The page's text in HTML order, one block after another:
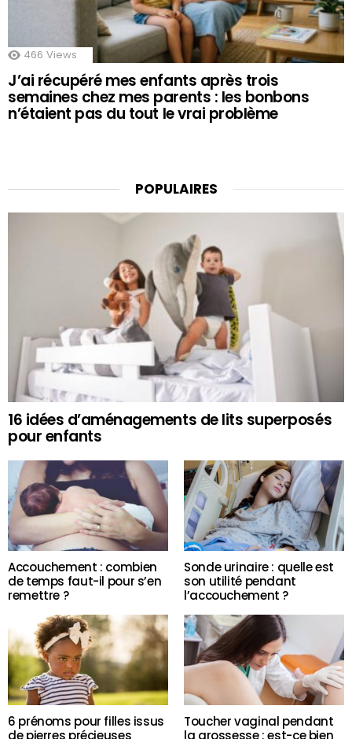
466 Views
J’ai récupéré mes enfants après trois
semaines chez mes parents : les bonbons
n’étaient pas du tout le vrai problème
POPULAIRES
16 idées d’aménagements de lits superposés
pour enfants
Accouchement : combien
de temps faut-il pour s’en
remettre ?
Sonde urinaire : quelle est
son utilité pendant
l’accouchement ?
6 prénoms pour filles issus
de pierres précieuses
Toucher vaginal pendant
la grossesse : est-ce bien